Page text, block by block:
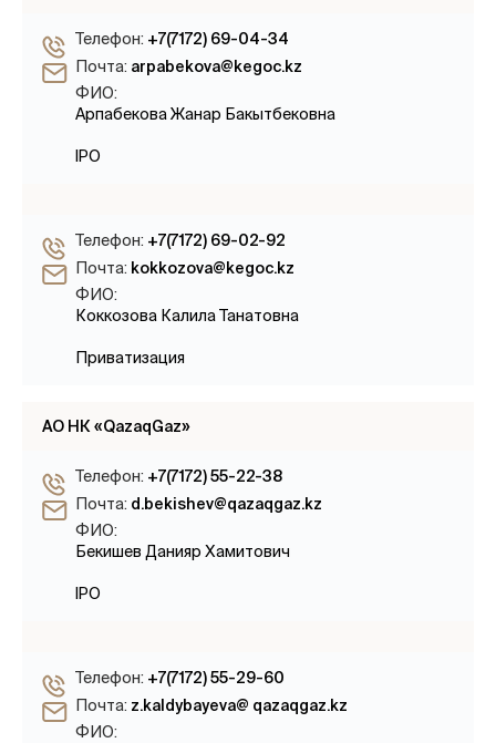
Телефон: +7(7172) 69-04-34
Почта: arpabekova@kegoc.kz
ФИО:
Арпабекова Жанар Бакытбековна
IPO
Телефон: +7(7172) 69-02-92
Почта: kokkozova@kegoc.kz
ФИО:
Коккозова Калила Танатовна
Приватизация
АО НК «QazaqGaz»
Телефон: +7(7172) 55-22-38
Почта: d.bekishev@qazaqgaz.kz
ФИО:
Бекишев Данияр Хамитович
IPO
Телефон: +7(7172) 55-29-60
Почта: z.kaldybayeva@ qazaqgaz.kz
ФИО: